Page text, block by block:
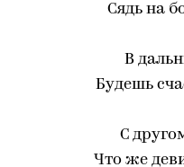
Сядь на
В
Будешь
С
Что же